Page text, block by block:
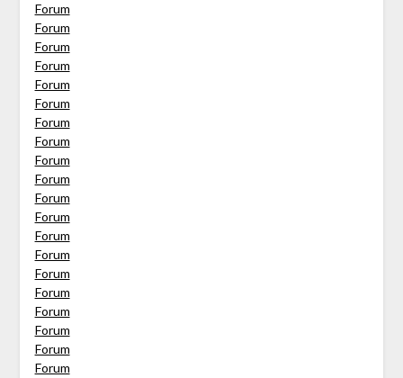
Forum
Forum
Forum
Forum
Forum
Forum
Forum
Forum
Forum
Forum
Forum
Forum
Forum
Forum
Forum
Forum
Forum
Forum
Forum
Forum